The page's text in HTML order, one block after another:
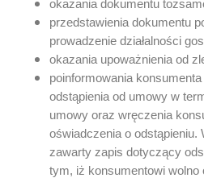
okazania dokumentu
przedstawienia dokumentu
prowadzenie działalności
okazania upoważnienia od
poinformowania
odstąpienia od umowy w
umowy oraz wręczenia
oświadczenia o odstąpieniu.
zawarty zapis dotyczący
tym, iż konsumentowi wolno